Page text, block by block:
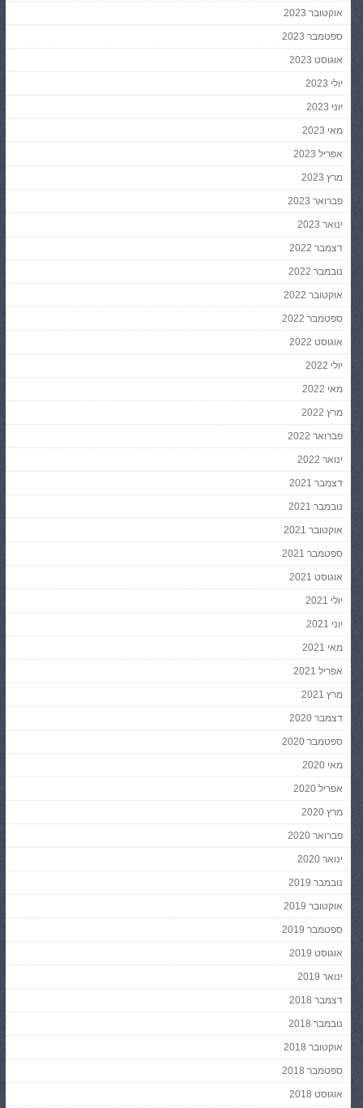
אוקטובר 2023
ספטמבר 2023
אוגוסט 2023
יולי 2023
יוני 2023
מאי 2023
אפריל 2023
מרץ 2023
פברואר 2023
ינואר 2023
דצמבר 2022
נובמבר 2022
אוקטובר 2022
ספטמבר 2022
אוגוסט 2022
יולי 2022
מאי 2022
מרץ 2022
פברואר 2022
ינואר 2022
דצמבר 2021
נובמבר 2021
אוקטובר 2021
ספטמבר 2021
אוגוסט 2021
יולי 2021
יוני 2021
מאי 2021
אפריל 2021
מרץ 2021
דצמבר 2020
ספטמבר 2020
מאי 2020
אפריל 2020
מרץ 2020
פברואר 2020
ינואר 2020
נובמבר 2019
אוקטובר 2019
ספטמבר 2019
אוגוסט 2019
ינואר 2019
דצמבר 2018
נובמבר 2018
אוקטובר 2018
ספטמבר 2018
אוגוסט 2018